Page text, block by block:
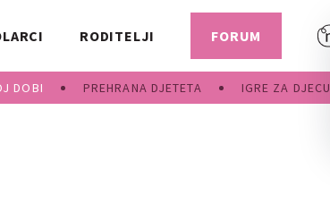
DOBI PREHRANA DJETETA IGRE ZA DJECU
RODITELJI FORUM